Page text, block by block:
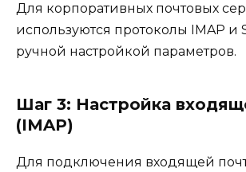
Для корпоративных почтовых
используются протоколы IMAP и
ручной настройкой параметров.
Шаг 3: Настройка
(IMAP)
Для подключения входящей